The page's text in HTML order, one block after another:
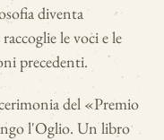
diventa
le voci e le
precedenti.
del «Premio
l'Oglio. Un libro